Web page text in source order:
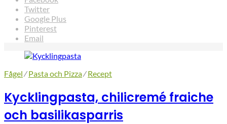
Twitter
Google Plus
Pinterest
Email
Fågel ⁄Pasta och Pizza⁄Recept
Kycklingpasta, chilicremé fraiche
och basilikasparris